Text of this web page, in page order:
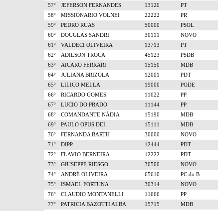
57º
JEFERSON FERNANDES 13120 PT
58º
MISSIONARIO VOLNEI 22222 PR
59º
PEDRO RUAS 50000 PSOL
60º
DOUGLAS SANDRI 30111 NOVO
61º
VALDECI OLIVEIRA 13713 PT
62º
ADILSON TROCA 45123 PSDB
63º
AICARO FERRARI 15150 MDB
64º
JULIANA BRIZOLA 12001 PDT
65º
LILICO MELLA 19000 PODE
66º
RICARDO GOMES 11022 PP
67º
LUCIO DO PRADO 11144 PP
68º
COMANDANTE NÁDIA 15190 MDB
69º
PAULO OPUS DEI 15111 MDB
70º
FERNANDA BARTH 30000 NOVO
71º
DIPP 12444 PDT
72º
FLAVIO BERNEIRA 12222 PDT
73º
GIUSEPPE RIESGO 30500 NOVO
74º
ANDRÉ OLIVEIRA 65610 PC do B
75º
ISMAEL FORTUNA 30314 NOVO
76º
CLAUDIO MONTANELLI 11666 PP
77º
PATRICIA BAZOTTI ALBA 15715 MDB